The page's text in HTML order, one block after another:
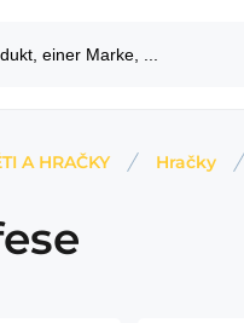
A HRAČKY Hračky